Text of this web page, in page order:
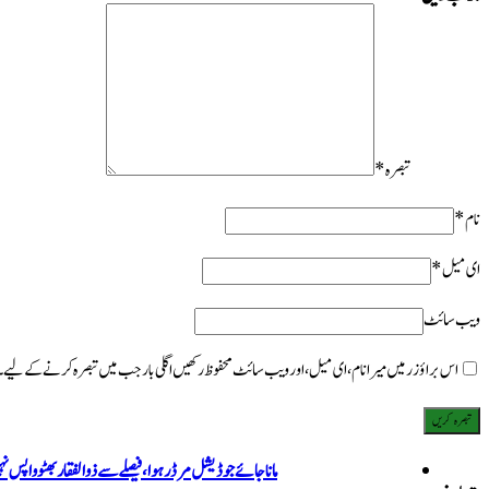
تبصرہ*
نام*
ای میل*
ویب‌ سائٹ
اس براؤزر میں میرا نام، ای میل، اور ویب سائٹ محفوظ رکھیں اگلی بار جب میں تبصرہ کرنے
ماناجائے جوڈیشل مرڈر ہوا، فیصلے سے ذوالفقار بھٹو